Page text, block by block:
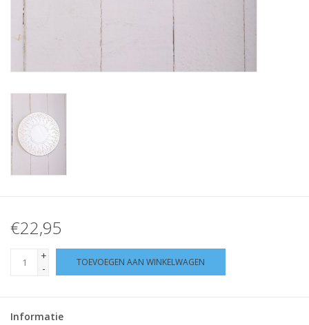
Met het hele gezin mozaieken
Mozaiekbank.nl
€22,95
+
-
TOEVOEGEN AAN WINKELWAGEN
Informatie